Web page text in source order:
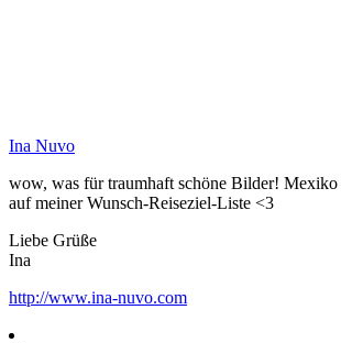
Ina Nuvo
wow, was für traumhaft schöne Bilder! Mexiko
auf meiner Wunsch-Reiseziel-Liste <3
Liebe Grüße
Ina
http://www.ina-nuvo.com